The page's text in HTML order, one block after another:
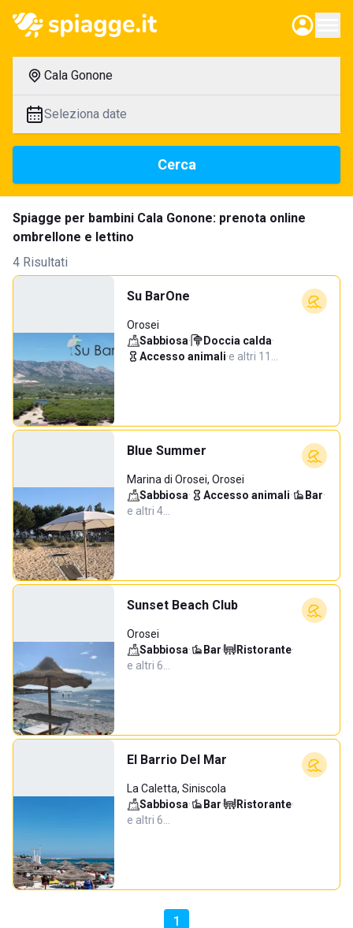
Cala Gonone
Seleziona date
Cerca
Spiagge per bambini Cala Gonone: prenota online
ombrellone e lettino
4 Risultati
Su BarOne
Orosei
Sabbiosa· Doccia calda·
Accesso animali·e altri 11…
Blue Summer
Marina di Orosei, Orosei
Sabbiosa· Accesso animali· Bar·
e altri 4…
Sunset Beach Club
Orosei
Sabbiosa· Bar· Ristorante·
e altri 6…
El Barrio Del Mar
La Caletta, Siniscola
Sabbiosa· Bar· Ristorante·
e altri 6…
1